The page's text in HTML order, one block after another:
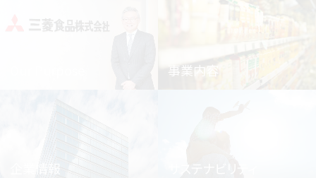
事業内容
企業情報 サステナビリティ